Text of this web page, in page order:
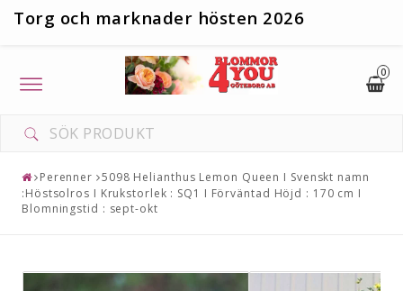
Torg och marknader hösten 2026
0
Toggle
navigation
Perenner
5098 Helianthus Lemon Queen I Svenskt namn
:Höstsolros I Krukstorlek : SQ1 I Förväntad Höjd : 170 cm I
Blomningstid : sept-okt